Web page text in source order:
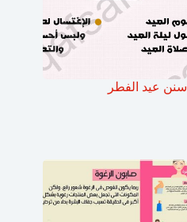
سنن عيد الفطر